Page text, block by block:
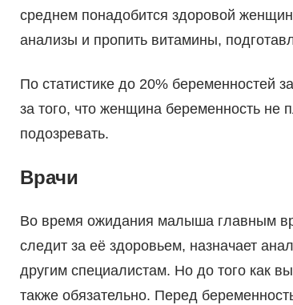
среднем понадобится здоровой
анализы и пропить витамины,
По статистике до 20% беременностей
за того, что женщина беременность
подозревать.
Врачи
Во время ожидания малыша главным
следит за её здоровьем, назначает
другим специалистам. Но до того как
также обязательно. Перед